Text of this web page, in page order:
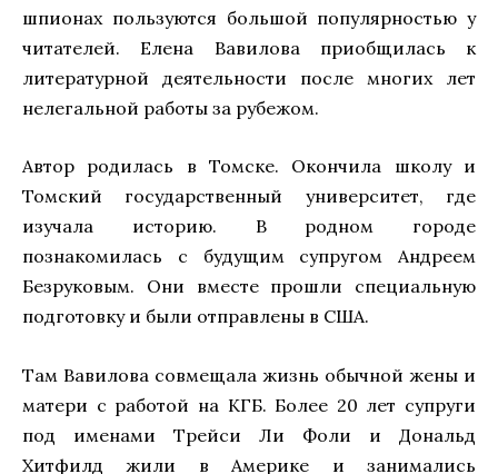
шпионах пользуются большой популярностью у
читателей. Елена Вавилова приобщилась к
литературной деятельности после многих лет
нелегальной работы за рубежом.
Автор родилась в Томске. Окончила школу и
Томский государственный университет, где
изучала историю. В родном городе
познакомилась с будущим супругом Андреем
Безруковым. Они вместе прошли специальную
подготовку и были отправлены в США.
Там Вавилова совмещала жизнь обычной жены и
матери с работой на КГБ. Более 20 лет супруги
под именами Трейси Ли Фоли и Дональд
Хитфилд жили в Америке и занимались